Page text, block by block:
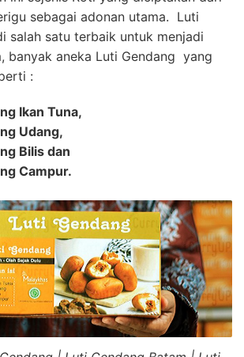
sebagai adonan utama. Luti
salah satu terbaik untuk menjadi
banyak aneka Luti Gendang yang
:
Ikan Tuna,
Udang,
Bilis dan
Campur.